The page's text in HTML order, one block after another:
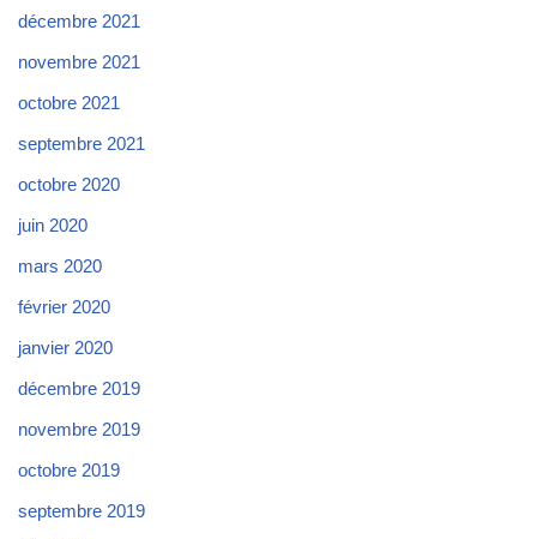
décembre 2021
novembre 2021
octobre 2021
septembre 2021
octobre 2020
juin 2020
mars 2020
février 2020
janvier 2020
décembre 2019
novembre 2019
octobre 2019
septembre 2019